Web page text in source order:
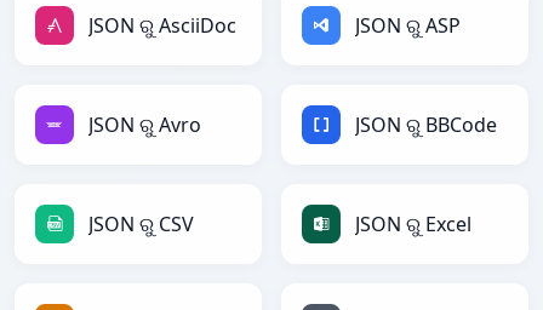
JSON ରୁ AsciiDoc JSON ରୁ ASP
JSON ରୁ Avro JSON ରୁ BBCode
JSON ରୁ CSV JSON ରୁ Excel